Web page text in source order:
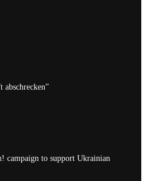
abschrecken”
campaign to support Ukrainian